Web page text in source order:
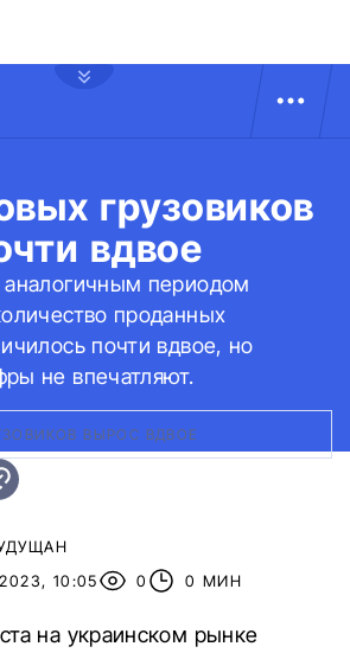
грузовиков
вдвое
периодом
проданных
почти вдвое, но
не впечатляют.
ВЫРОС ВДВОЕ
10:05
0 0 МИН
на украинском рынке